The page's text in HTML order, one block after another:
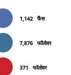
1,142 फैंस
7,876 फॉलोवर
371 फॉलोवर